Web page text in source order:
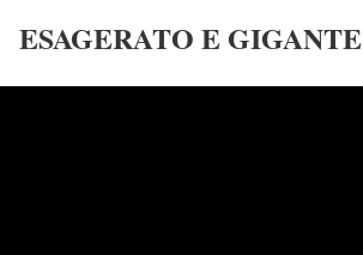
ESAGERATO E GIGANTE